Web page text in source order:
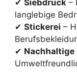
✔ Siebdruck –
langlebige
✔ Stickerei –
✔